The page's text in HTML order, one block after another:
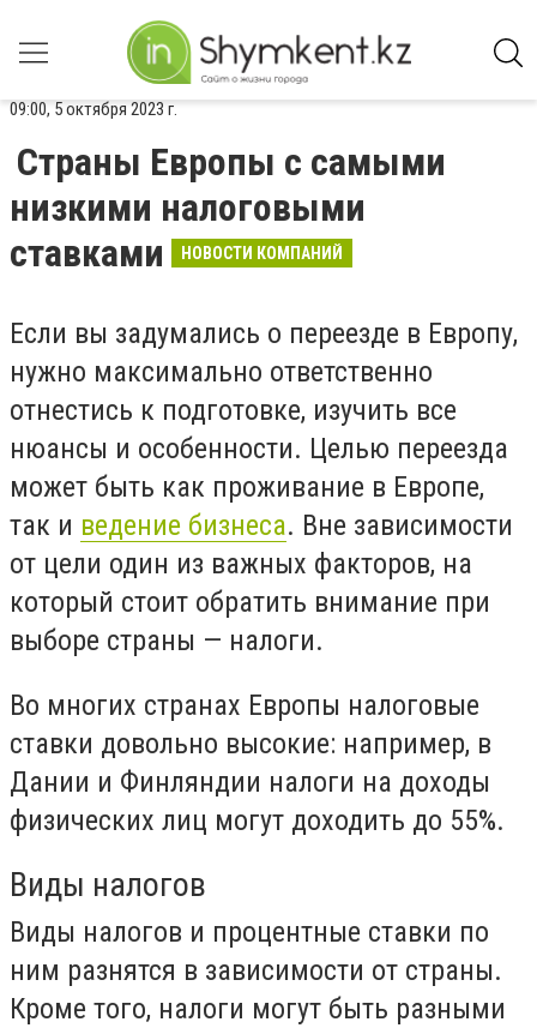
09:00, 5 октября 2023 г.
Страны Европы с самыми
низкими налоговыми
ставками
НОВОСТИ КОМПАНИЙ
Если вы задумались о переезде в Европу,
нужно максимально ответственно
отнестись к подготовке, изучить все
нюансы и особенности. Целью переезда
может быть как проживание в Европе,
так и ведение бизнеса. Вне зависимости
от цели один из важных факторов, на
который стоит обратить внимание при
выборе страны — налоги.
Во многих странах Европы налоговые
ставки довольно высокие: например, в
Дании и Финляндии налоги на доходы
физических лиц могут доходить до 55%.
Виды налогов
Виды налогов и процентные ставки по
ним разнятся в зависимости от страны.
Кроме того, налоги могут быть разными